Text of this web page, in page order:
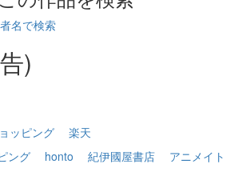
名で検索
)
ッピング
楽天
ング
honto 紀伊國屋書店 アニメイト